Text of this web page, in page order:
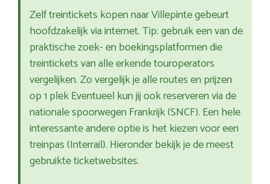
Zelf treintickets kopen naar Villepinte gebeurt
hoofdzakelijk via internet. Tip: gebruik een van de
praktische zoek- en boekingsplatformen die
treintickets van alle erkende touroperators
vergelijken. Zo vergelijk je alle routes en prijzen
op 1 plek Eventueel kun jij ook reserveren via de
nationale spoorwegen Frankrijk (SNCF). Een hele
interessante andere optie is het kiezen voor een
treinpas (Interrail). Hieronder bekijk je de meest
gebruikte ticketwebsites.